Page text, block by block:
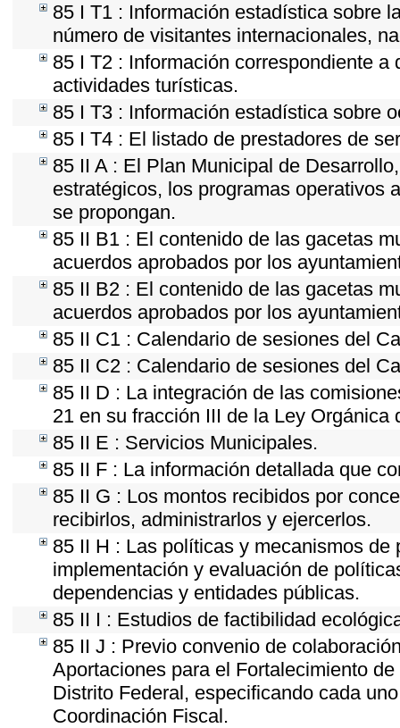
85 I T1 : Información estadística sobre
número de visitantes internacionales,
85 I T2 : Información correspondiente
actividades turísticas.
85 I T3 : Información estadística sobre
85 I T4 : El listado de prestadores de
85 II A : El Plan Municipal de
estratégicos, los programas operativos
se propongan.
85 II B1 : El contenido de las gacetas
acuerdos aprobados por los
85 II B2 : El contenido de las gacetas
acuerdos aprobados por los
85 II C1 : Calendario de sesiones del
85 II C2 : Calendario de sesiones del
85 II D : La integración de las
21 en su fracción III de la Ley Orgánica
85 II E : Servicios Municipales.
85 II F : La información detallada que
85 II G : Los montos recibidos por
recibirlos, administrarlos y ejercerlos.
85 II H : Las políticas y mecanismos
implementación y evaluación de
dependencias y entidades públicas.
85 II I : Estudios de factibilidad
85 II J : Previo convenio de
Aportaciones para el Fortalecimiento
Distrito Federal, especificando cada
Coordinación Fiscal.